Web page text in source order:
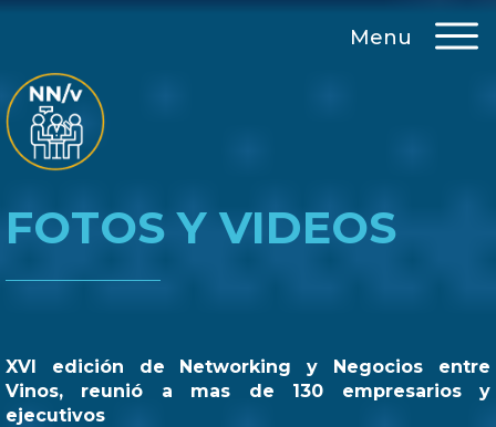
Menu
FOTOS Y VIDEOS
XVI edición de Networking y Negocios entre
Vinos, reunió a mas de 130 empresarios y
ejecutivos